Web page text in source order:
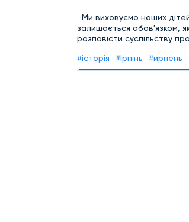
Ми виховуємо наших
залишається обов'язком,
розповісти суспільству
#історія #Ірпінь #ирпень